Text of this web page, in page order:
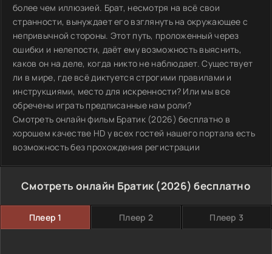
более чем иллюзией. Брат, несмотря на всё свои
странности, вынуждает его взглянуть на окружающее с
непривычной стороны. Этот путь, проложенный через
ошибки и нелепости, даёт ему возможность выяснить,
каков он на деле, когда никто не наблюдает. Существует
ли в мире, где всё диктуется строгими правилами и
инструкциями, место для искренности? Или мы все
обречены играть предписанные нам роли?
Смотреть онлайн фильм Братик (2026) бесплатно в
хорошем качестве HD у всех гостей нашего портала есть
возможность без прохождения регистрации
Смотреть онлайн Братик (2026) бесплатно
Плеер 1 Плеер 2 Плеер 3